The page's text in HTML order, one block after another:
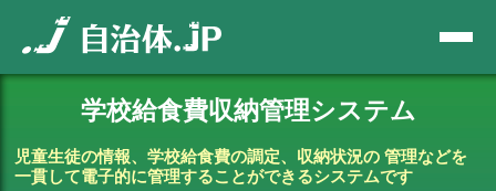
学校給食費収納管理システム
児童生徒の情報、学校給食費の調定、収納状況の 管理などを
一貫して電子的に管理することができるシステムです